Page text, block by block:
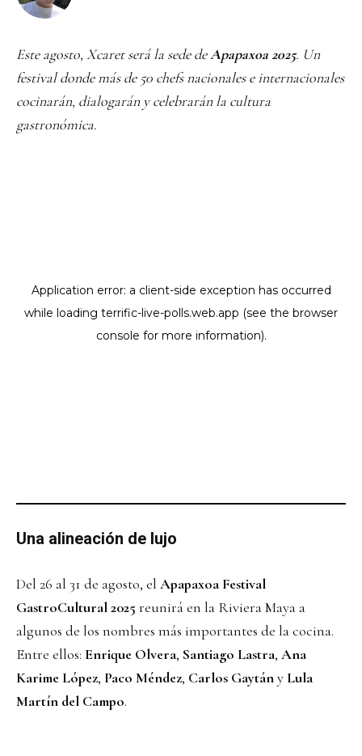
Este agosto, Xcaret será la sede deApapaxoa 2025. Un
festival donde más de 50 chefs nacionales e internacionales
cocinarán, dialogarán y celebrarán la cultura
gastronómica.
Una alineación de lujo
Del 26 al 31 de agosto, el Apapaxoa Festival
GastroCultural 2025 reunirá en la Riviera Maya a
algunos de los nombres más importantes de la cocina.
Entre ellos: Enrique Olvera, Santiago Lastra, Ana
Karime López, Paco Méndez, Carlos Gaytány Lula
Martín del Campo.